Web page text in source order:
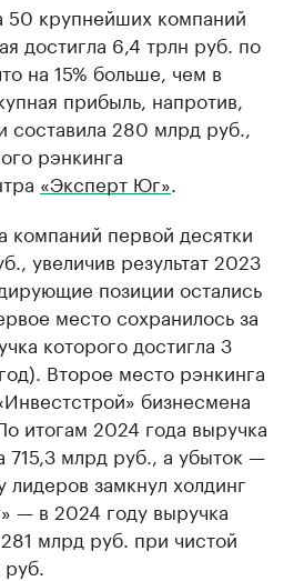
50 крупнейших компаний
достигла 6,4 трлн руб. по
на 15% больше, чем в
прибыль, напротив,
составила 280 млрд руб.,
рэнкинга
«Эксперт Юг»
компаний первой десятки
увеличив результат 2023
позиции остались
место сохранилось за
которого достигла 3
Второе место рэнкинга
бизнесмена
итогам 2024 года выручка
715,3 млрд руб., а убыток —
замкнул холдинг
— в 2024 году выручка
млрд руб. при чистой